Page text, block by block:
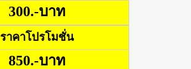
300.-บาท
ราคาโปรโมชั่น
850.-บาท